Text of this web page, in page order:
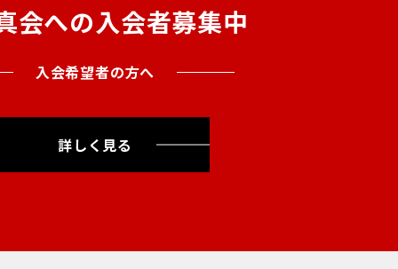
会への入会者募集中
入会希望者の方へ
詳しく見る